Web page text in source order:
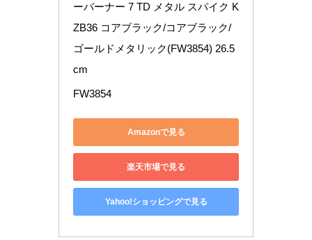
ーバーナー 7 TD メタル スパイク K
ZB36 コアブラック/コアブラック/
ゴールドメタリック(FW3854) 26.5
cm
FW3854
Amazonで見る
楽天市場で見る
Yahoo!ショッピングで見る